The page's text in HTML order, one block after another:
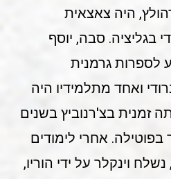
היה צאצאית
בגליציה. סבה, יוסף
לספרות גרמנית
ואחד מתלמידיו היה
בצ'רנוביץ בשנים
לגור בפוטילה. אחרי לימודים
וינקלר על ידי הוריו,